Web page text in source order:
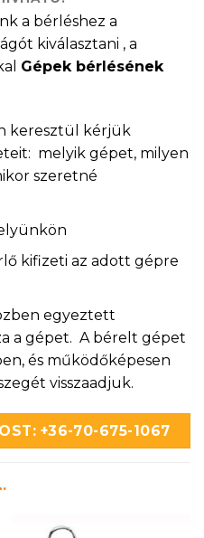
a bérléshez a
kiválasztani , a
Gépek bérlésének
keresztül kérjük
melyik gépet, milyen
szeretné
kifizeti az adott gépre
egyeztett
a gépet. A bérelt gépet
és működőképesen
visszaadjuk.
+36-70-675-1067